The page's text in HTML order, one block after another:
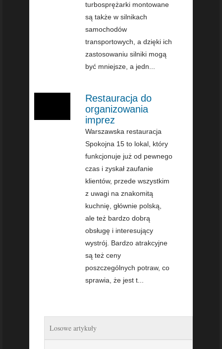
turbosprężarki montowane
są także w silnikach
samochodów
transportowych, a dzięki ich
zastosowaniu silniki mogą
być mniejsze, a jedn...
Restauracja do
organizowania
imprez
Warszawska restauracja
Spokojna 15 to lokal, który
funkcjonuje już od pewnego
czas i zyskał zaufanie
klientów, przede wszystkim
z uwagi na znakomitą
kuchnię, głównie polską,
ale też bardzo dobrą
obsługę i interesujący
wystrój. Bardzo atrakcyjne
są też ceny
poszczególnych potraw, co
sprawia, że jest t...
Losowe artykuły